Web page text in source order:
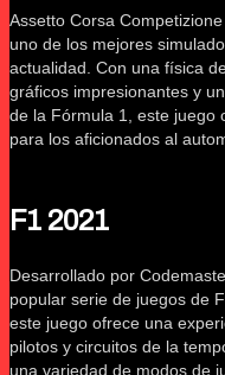
Assetto Corsa
uno de los mejores
actualidad. Con una física
gráficos impresionantes y
de la Fórmula 1, este juego
para los aficionados al
F1 2021
Desarrollado por
popular serie de juegos de
este juego ofrece una
pilotos y circuitos de la
una variedad de modos de